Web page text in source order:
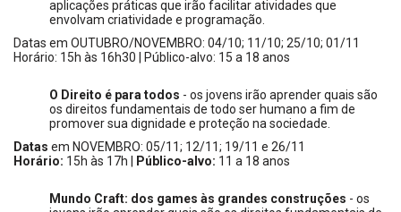
aplicações práticas que irão facilitar atividades que
envolvam criatividade e programação.
Datas em OUTUBRO/NOVEMBRO: 04/10; 11/10; 25/10; 01/11
Horário: 15h às 16h30 | Público-alvo: 15 a 18 anos
O Direito é para todos - os jovens irão aprender quais são
os direitos fundamentais de todo ser humano a fim de
promover sua dignidade e proteção na sociedade.
Datas em NOVEMBRO: 05/11; 12/11; 19/11 e 26/11
Horário: 15h às 17h | Público-alvo: 11 a 18 anos
Mundo Craft: dos games às grandes construções - os